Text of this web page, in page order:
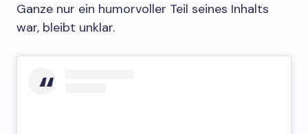
Ganze nur ein humorvoller Teil seines Inhalts
war, bleibt unklar.